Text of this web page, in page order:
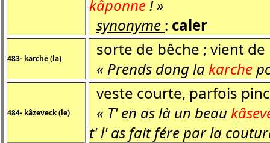
kâponne! »
synonyme : caler
483- karche (la)
sorte de bêche ; vient
« Prends dong la karche
484- kâzeveck (le)
veste courte, parfois
« T' en as là un beau
t' l' as fait fére par la